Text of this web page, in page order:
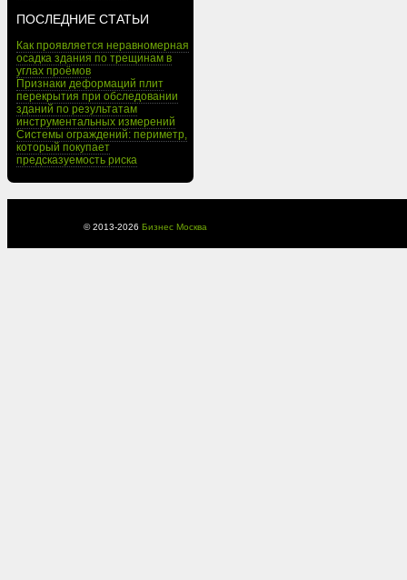
ПОСЛЕДНИЕ СТАТЬИ
Как проявляется неравномерная
осадка здания по трещинам в
углах проёмов
Признаки деформаций плит
перекрытия при обследовании
зданий по результатам
инструментальных измерений
Системы ограждений: периметр,
который покупает
предсказуемость риска
© 2013-2026 Бизнес Москва